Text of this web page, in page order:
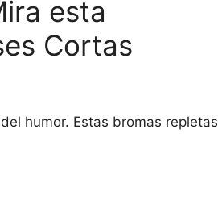
esta
Cortas
humor. Estas bromas repletas